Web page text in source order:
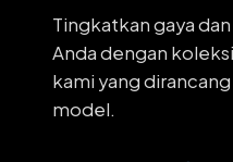
Tingkatkan gaya
Anda dengan
kami yang
model.